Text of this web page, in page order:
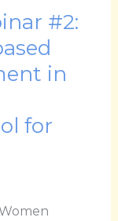
#2:
in
for